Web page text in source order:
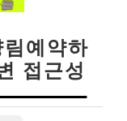
예약하
접근성